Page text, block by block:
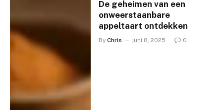
De geheimen van een
onweerstaanbare
appeltaart ontdekken
By Chris juni 8, 2025 0